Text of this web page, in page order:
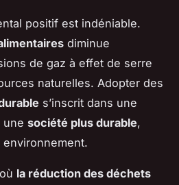
positif est indéniable.
diminue
de gaz à effet de serre
naturelles. Adopter des
s’inscrit dans une
une société plus durable,
la réduction des déchets